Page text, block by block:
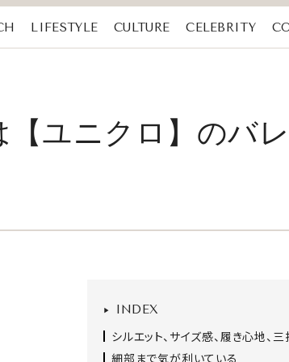
LIFESTYLE CULTURE CELEBRITY
ユニクロ】のバ
INDEX
シルエット、サイズ感、履き心地、三
細部まで気が利いている